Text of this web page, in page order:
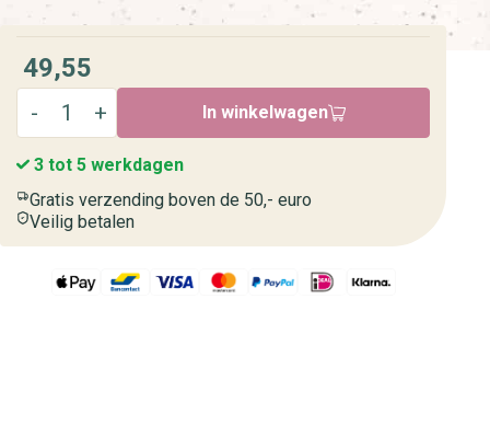
49,55
In winkelwagen
3 tot 5 werkdagen
Gratis verzending boven de 50,- euro
Veilig betalen